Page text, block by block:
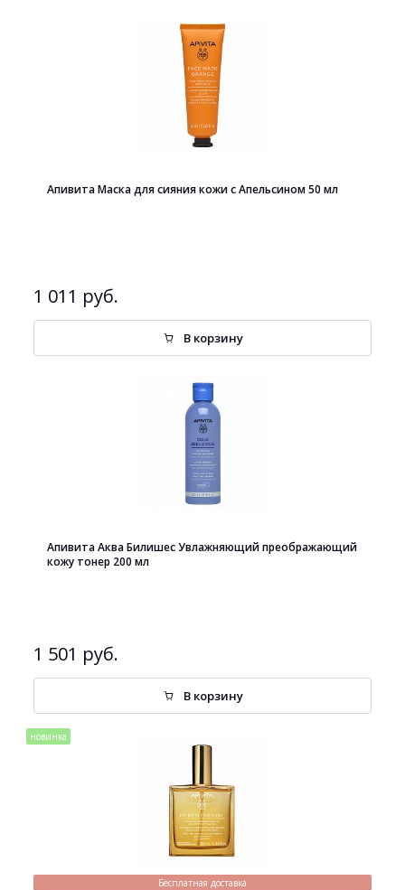
Апивита Маска для сияния кожи с Апельсином 50 мл
1 011 руб.
В корзину
Апивита Аква Билишес Увлажняющий преображающий
кожу тонер 200 мл
1 501 руб.
В корзину
новинка
Бесплатная доставка